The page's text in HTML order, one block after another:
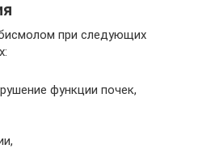
при следующих
функции почек,